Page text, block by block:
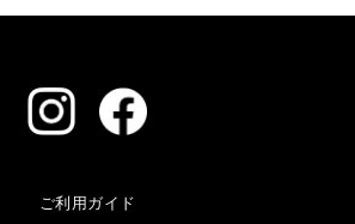
ご利用ガイド